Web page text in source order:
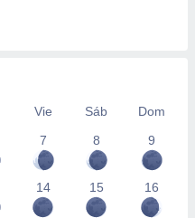
Vie Sáb
Dom
7 8 9
14 15 16